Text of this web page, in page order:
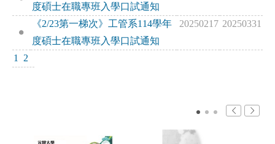
度碩士在職專班入學口試通知
《2/23第一梯次》工管系114學年
度碩士在職專班入學口試通知
20250217 20250331
1 2